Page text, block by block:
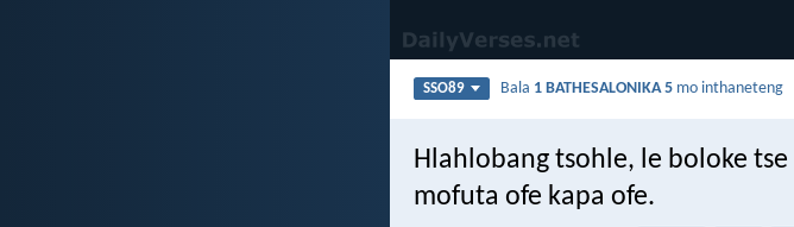
SSO89 Bala 1 BATHESALONIKA 5 mo inthaneteng
Hlahlobang tsohle, le boloke
mofuta ofe kapa ofe.